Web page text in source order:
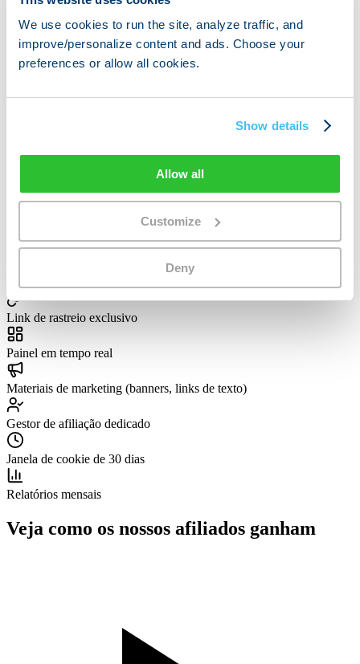
We use cookies to run the site, analyze traffic, and
improve/personalize content and ads. Choose your
preferences or allow all cookies.
Show details
Allow all
Customize
Deny
Agentes imobiliários
Indicação fácil, dinheiro fácil.
Qualquer site com tráfego internacional ou expat pode ganhar
Tudo o que precisa para ter sucesso
Link de rastreio exclusivo
Painel em tempo real
Materiais de marketing (banners, links de texto)
Gestor de afiliação dedicado
Janela de cookie de 30 dias
Relatórios mensais
Veja como os nossos afiliados ganham